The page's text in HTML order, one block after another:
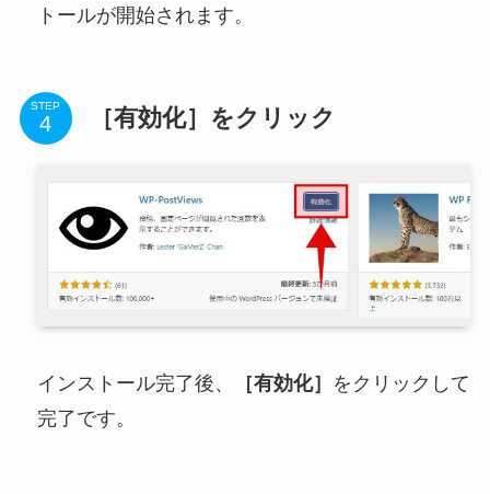
トールが開始されます。
STEP ［有効化］をクリック
インストール完了後、 ［有効化］
をクリックして
完了です。